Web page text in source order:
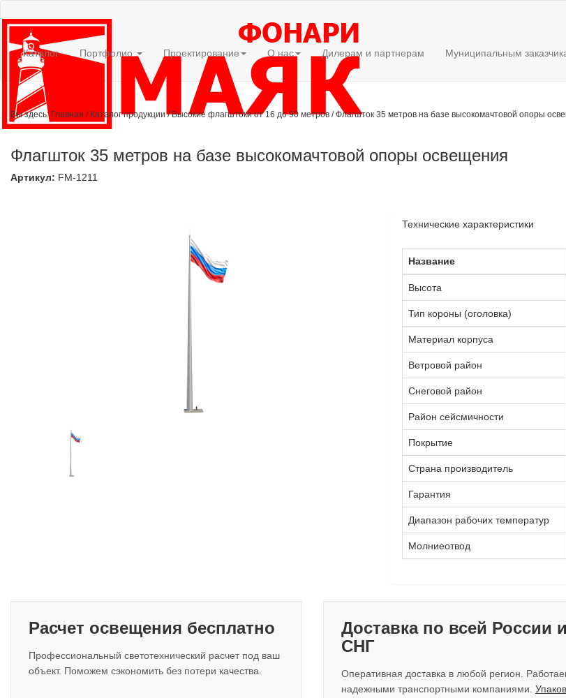
Каталог Портфолио Проектирование О нас Дилерам и партнерам Муниципальным
Вы здесь: Главная / Каталог продукции/Высокие флагштоки от 16 до 90 метров /Флагшток 35 метров на базе высокомачтовой опоры
Флагшток 35 метров на базе высокомачтовой опоры освещения
Артикул: FM-1211
Технические характеристики
Название
Высота
Тип короны (оголовка)
Материал корпуса
Ветровой район
Снеговой район
Район сейсмичности
Покрытие
Страна производитель
Гарантия
Диапазон рабочих температур
Молниеотвод
Расчет освещения бесплатно
Профессиональный светотехнический расчет под ваш
объект. Поможем сэкономить без потери качества.
Доставка по всей России и
СНГ
Оперативная доставка в любой регион.
надежными транспортными компаниями.